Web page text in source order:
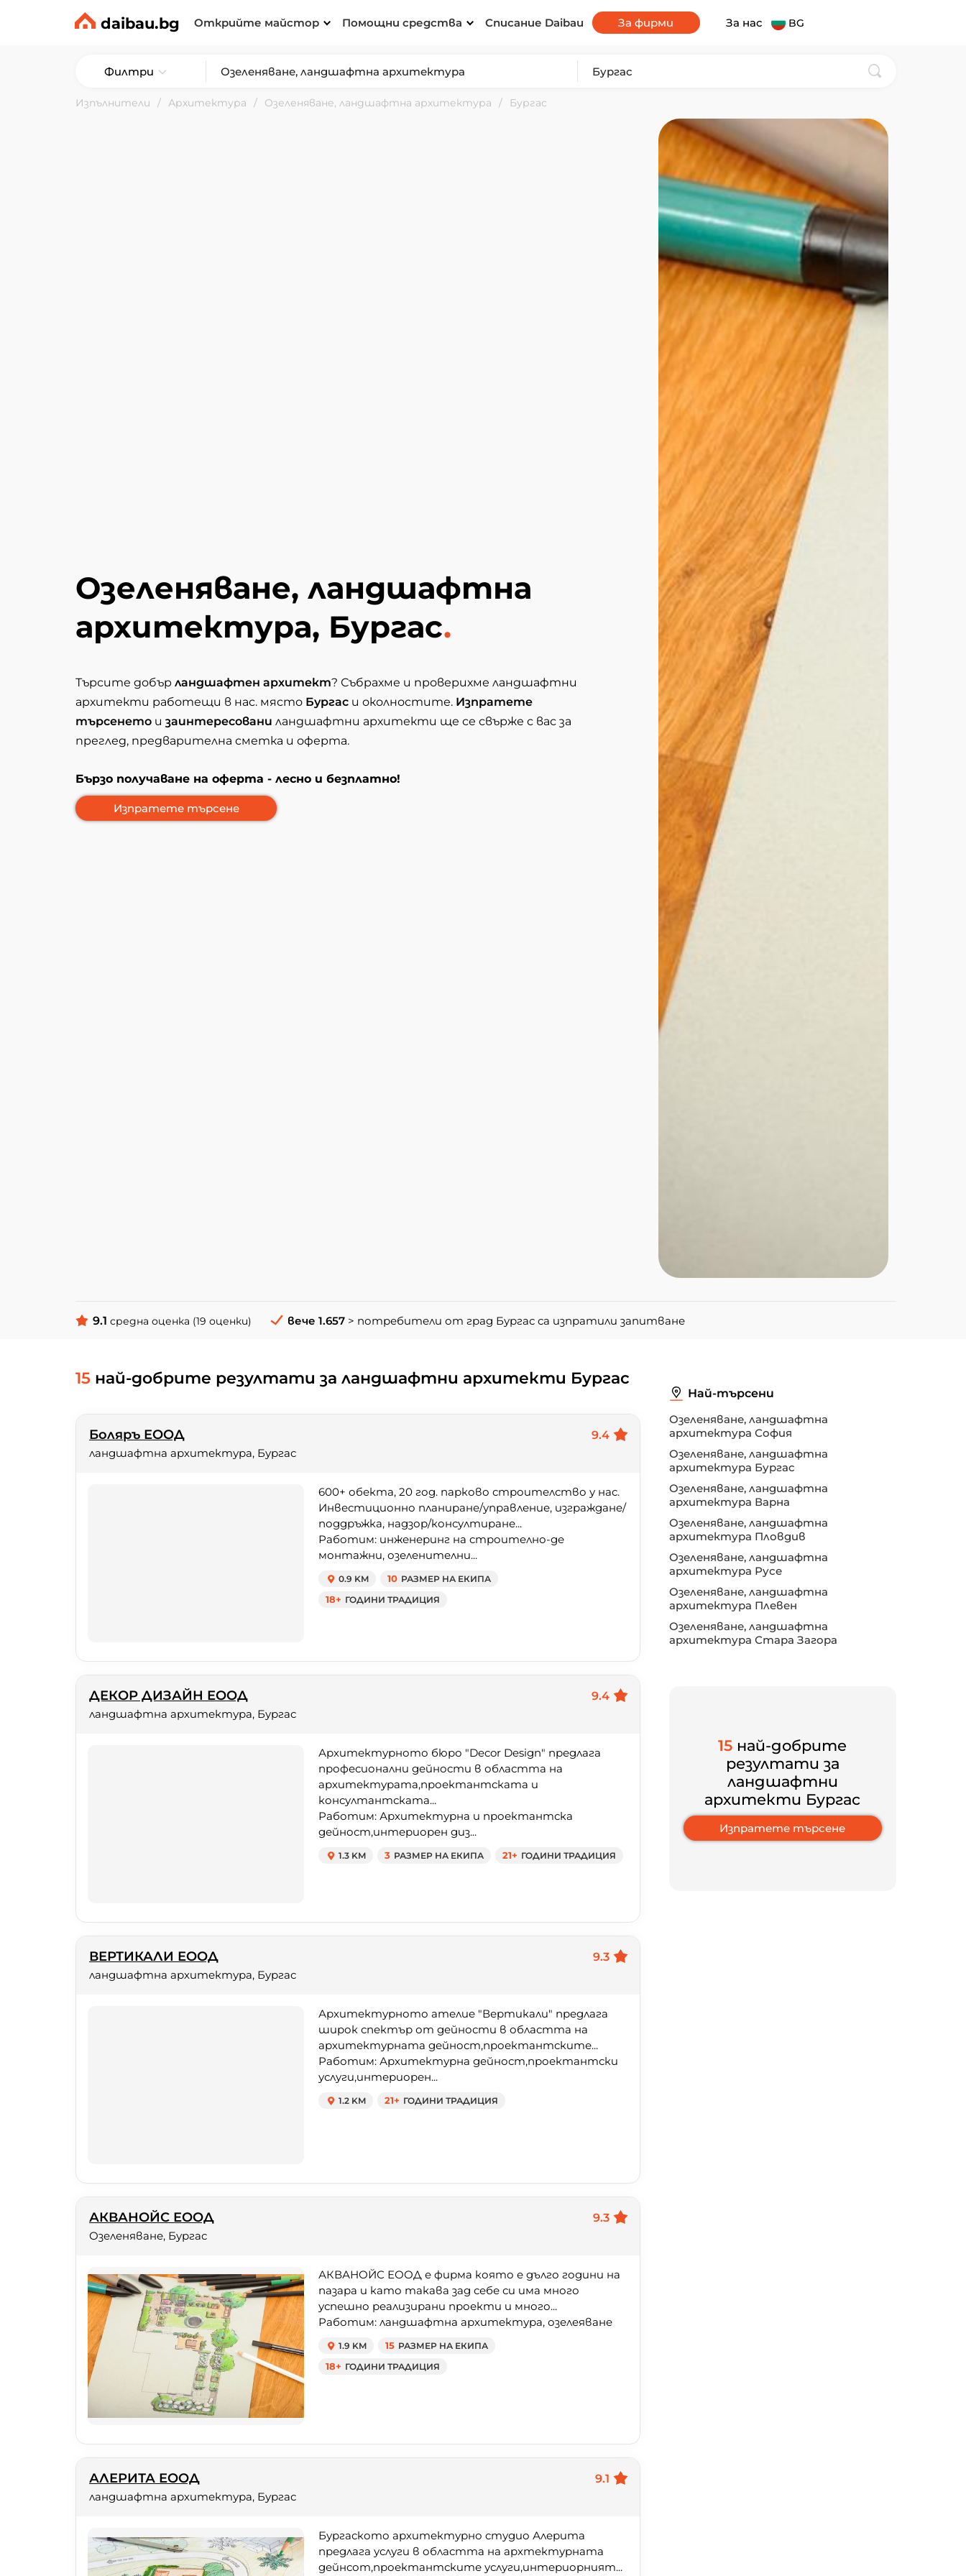
daibau.bg Открийте майстор Помощни средства Списание Daibau За фирми За нас BG
Филтри
Изпълнители Архитектура Озеленяване, ландшафтна архитектура Бургас
Озеленяване, ландшафтна
архитектура, Бургас.
Търсите добърландшафтен архитект? Събрахме и проверихме ландшафтни
архитекти работещи в нас. място Бургас и околностите. Изпратете
търсенето изаинтересовани ландшафтни архитекти ще се свърже с вас за
преглед, предварителна сметка и оферта.
Бързо получаване на оферта - лесно и безплатно!
9.1 средна оценка (19 оценки) вече 1.657 > потребители от град Бургас са изпратили запитване
15 най-добрите резултати за ландшафтни архитекти Бургас
Боляръ ЕООД
9.4
ландшафтна архитектура, Бургас
600+ обекта, 20 год. парково строителство у нас.
Инвестиционно планиране/управление, изграждане/
поддръжка, надзор/консултиране...
Работим: инженеринг на строително-де
монтажни, озеленителни...
0.9 KM 10 РАЗМЕР НА ЕКИПА
18+ ГОДИНИ ТРАДИЦИЯ
ДЕКОР ДИЗАЙН ЕООД
9.4
ландшафтна архитектура, Бургас
Архитектурното бюро "Decor Design" предлага
професионални дейности в областта на
архитектурата,проектантската и
консултантската...
Работим: Архитектурна и проектантска
дейност,интериорен диз...
1.3 KM 3 РАЗМЕР НА ЕКИПА 21+ ГОДИНИ ТРАДИЦИЯ
ВЕРТИКАЛИ ЕООД
9.3
ландшафтна архитектура, Бургас
Архитектурното ателие "Вертикали" предлага
широк спектър от дейности в областта на
архитектурната дейност,проектантските...
Работим: Архитектурна дейност,проектантски
услуги,интериорен...
1.2 KM 21+ ГОДИНИ ТРАДИЦИЯ
АКВАНОЙС ЕООД
9.3
Озеленяване, Бургас
АКВАНОЙС ЕООД е фирма която е дълго години на
пазара и като такава зад себе си има много
успешно реализирани проекти и много...
Работим: ландшафтна архитектура, озелеяване
1.9 KM 15 РАЗМЕР НА ЕКИПА
18+ ГОДИНИ ТРАДИЦИЯ
АЛЕРИТА ЕООД
9.1
ландшафтна архитектура, Бургас
Бургаското архитектурно студио Алерита
предлага услуги в областта на архтектурната
дейнсот,проектантските услуги,интериорният...
Най-търсени
Озеленяване, ландшафтна
архитектура София
Озеленяване, ландшафтна
архитектура Бургас
Озеленяване, ландшафтна
архитектура Варна
Озеленяване, ландшафтна
архитектура Пловдив
Озеленяване, ландшафтна
архитектура Русе
Озеленяване, ландшафтна
архитектура Плевен
Озеленяване, ландшафтна
архитектура Стара Загора
15 най-добрите
резултати за
ландшафтни
архитекти Бургас